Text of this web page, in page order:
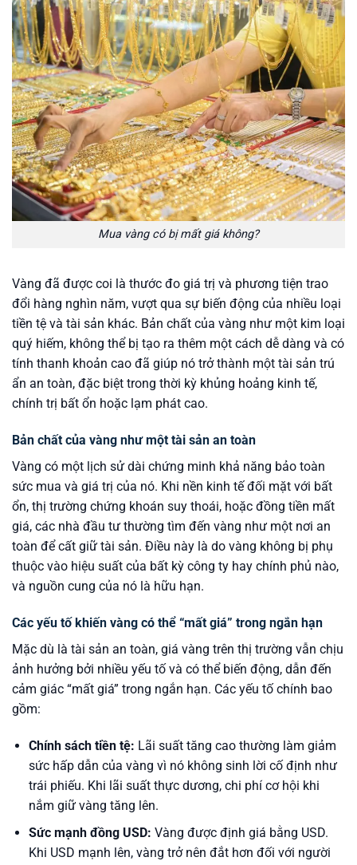
Mua vàng có bị mất giá không?
Vàng đã được coi là thước đo giá trị và phương tiện trao
đổi hàng nghìn năm, vượt qua sự biến động của nhiều loại
tiền tệ và tài sản khác. Bản chất của vàng như một kim loại
quý hiếm, không thể bị tạo ra thêm một cách dễ dàng và có
tính thanh khoản cao đã giúp nó trở thành một tài sản trú
ẩn an toàn, đặc biệt trong thời kỳ khủng hoảng kinh tế,
chính trị bất ổn hoặc lạm phát cao.
Bản chất của vàng như một tài sản an toàn
Vàng có một lịch sử dài chứng minh khả năng bảo toàn
sức mua và giá trị của nó. Khi nền kinh tế đối mặt với bất
ổn, thị trường chứng khoán suy thoái, hoặc đồng tiền mất
giá, các nhà đầu tư thường tìm đến vàng như một nơi an
toàn để cất giữ tài sản. Điều này là do vàng không bị phụ
thuộc vào hiệu suất của bất kỳ công ty hay chính phủ nào,
và nguồn cung của nó là hữu hạn.
Các yếu tố khiến vàng có thể “mất giá” trong ngắn hạn
Mặc dù là tài sản an toàn, giá vàng trên thị trường vẫn chịu
ảnh hưởng bởi nhiều yếu tố và có thể biến động, dẫn đến
cảm giác “mất giá” trong ngắn hạn. Các yếu tố chính bao
gồm:
Chính sách tiền tệ: Lãi suất tăng cao thường làm giảm
sức hấp dẫn của vàng vì nó không sinh lời cố định như
trái phiếu. Khi lãi suất thực dương, chi phí cơ hội khi
nắm giữ vàng tăng lên.
Sức mạnh đồng USD: Vàng được định giá bằng USD.
Khi USD mạnh lên, vàng trở nên đắt hơn đối với người